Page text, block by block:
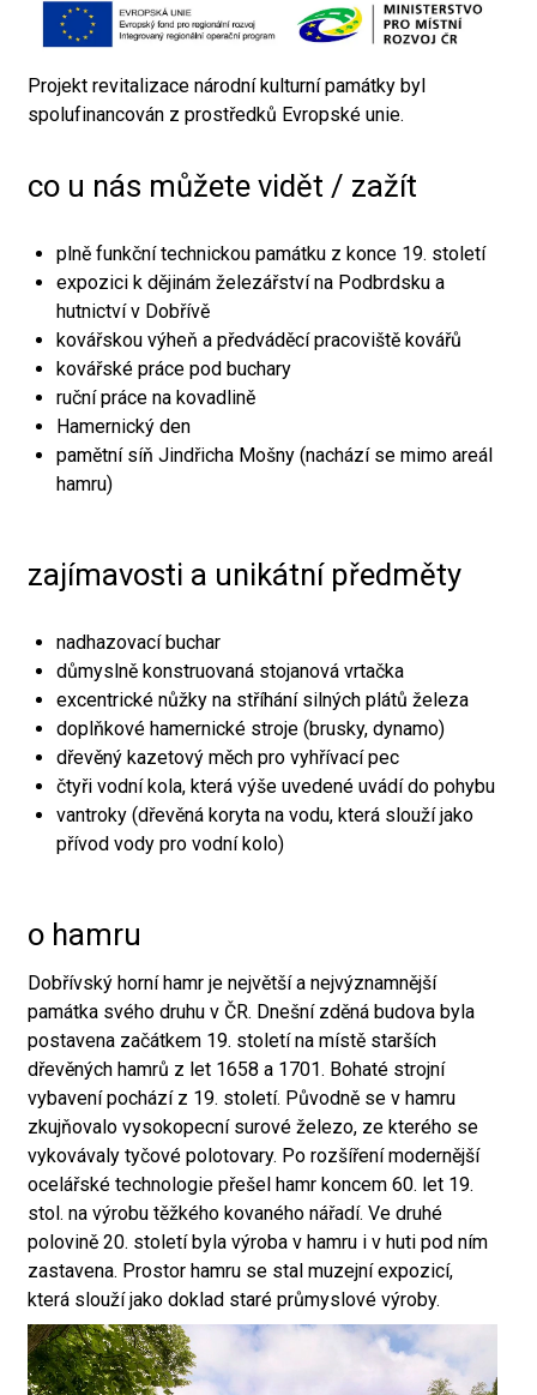
Projekt revitalizace národní kulturní památky byl
spolufinancován z prostředků Evropské unie.
co u nás můžete vidět / zažít
plně funkční technickou památku z konce 19. století
expozici k dějinám železářství na Podbrdsku a
hutnictví v Dobřívě
kovářskou výheň a předváděcí pracoviště kovářů
kovářské práce pod buchary
ruční práce na kovadlině
Hamernický den
pamětní síň Jindřicha Mošny (nachází se mimo areál
hamru)
zajímavosti a unikátní předměty
nadhazovací buchar
důmyslně konstruovaná stojanová vrtačka
excentrické nůžky na stříhání silných plátů železa
doplňkové hamernické stroje (brusky, dynamo)
dřevěný kazetový měch pro vyhřívací pec
čtyři vodní kola, která výše uvedené uvádí do pohybu
vantroky (dřevěná koryta na vodu, která slouží jako
přívod vody pro vodní kolo)
o hamru
Dobřívský horní hamr je největší a nejvýznamnější
památka svého druhu v ČR. Dnešní zděná budova byla
postavena začátkem 19. století na místě starších
dřevěných hamrů z let 1658 a 1701. Bohaté strojní
vybavení pochází z 19. století. Původně se v hamru
zkujňovalo vysokopecní surové železo, ze kterého se
vykovávaly tyčové polotovary. Po rozšíření modernější
ocelářské technologie přešel hamr koncem 60. let 19.
stol. na výrobu těžkého kovaného nářadí. Ve druhé
polovině 20. století byla výroba v hamru i v huti pod ním
zastavena. Prostor hamru se stal muzejní expozicí,
která slouží jako doklad staré průmyslové výroby.